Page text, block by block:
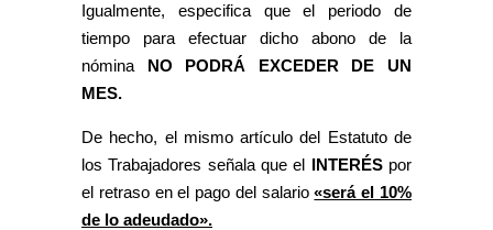
Igualmente, especifica que el periodo de
tiempo para efectuar dicho abono de la
nómina NO PODRÁ EXCEDER DE UN
MES.
De hecho, el mismo artículo del Estatuto de
los Trabajadores señala que el INTERÉSpor
el retraso en el pago del salario«será el 10%
de lo adeudado».